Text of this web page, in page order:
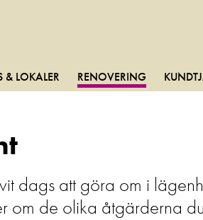
& LOKALER RENOVERING
dags att göra om i
om de olika åtgärderna